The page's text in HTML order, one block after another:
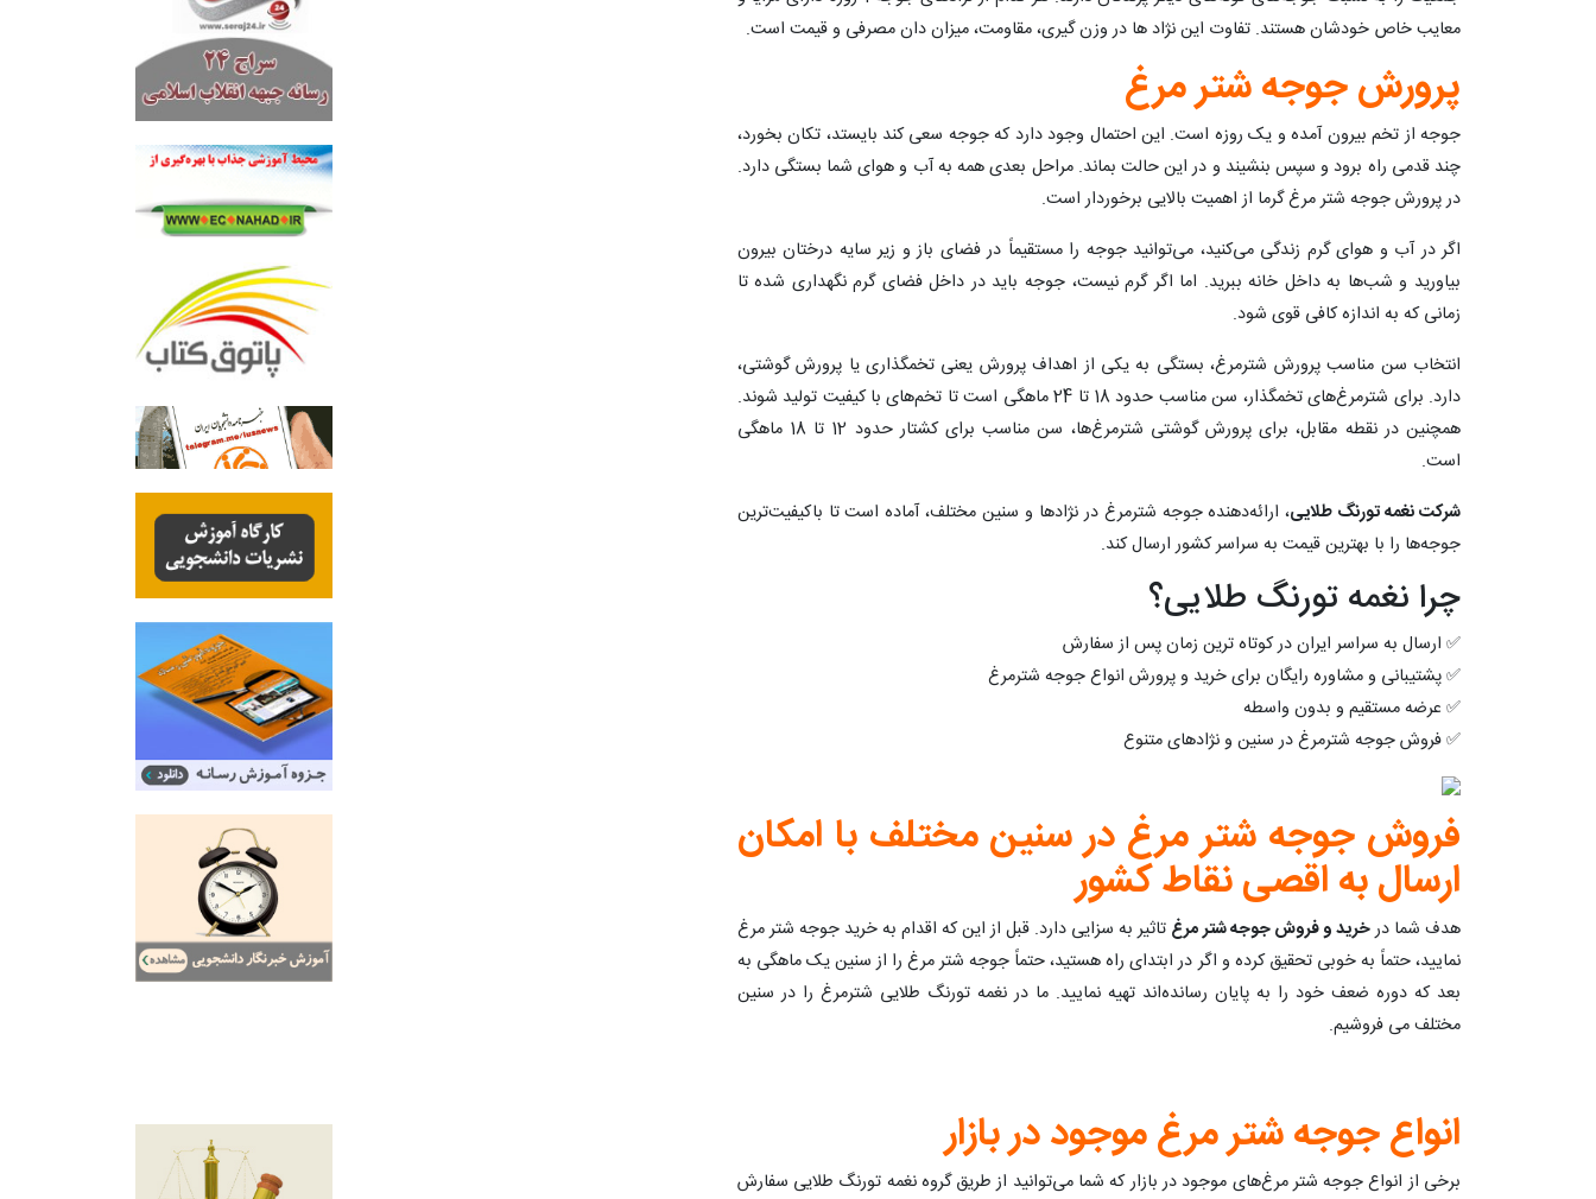
معایب خاص خودشان هستند. تفاوت این نژاد ها در وزن گیری، مقاومت، میزان دان مصرفی و قیمت است.
پرورش جوجه شتر مرغ
جوجه از تخم بیرون آمده و یک روزه است. این احتمال وجود دارد که جوجه سعی کند بایستد، تکان بخورد،
چند قدمی راه برود و سپس بنشیند و در این حالت بماند. مراحل بعدی همه به آب و هوای شما بستگی دارد.
در پرورش جوجه شتر مرغ گرما از اهمیت بالایی برخوردار است.
اگر در آب و هوای گرم زندگی می‌کنید، می‌توانید جوجه را مستقیماً در فضای باز و زیر سایه درختان بیرون
بیاورید و شب‌ها به داخل خانه ببرید. اما اگر گرم نیست، جوجه باید در داخل فضای گرم نگهداری شده تا
زمانی که به اندازه کافی قوی شود.
انتخاب سن مناسب پرورش شترمرغ، بستگی به یکی از اهداف پرورش یعنی تخمگذاری یا پرورش گوشتی،
دارد. برای شترمرغ‌های تخمگذار، سن مناسب حدود 18 تا 24 ماهگی است تا تخم‌های با کیفیت تولید شوند.
همچنین در نقطه مقابل، برای پرورش گوشتی شترمرغ‌ها، سن مناسب برای کشتار حدود 12 تا 18 ماهگی
است.
شرکت نغمه تورنگ طلایی، ارائه‌دهنده جوجه شترمرغ در نژادها و سنین مختلف، آماده است تا باکیفیت‌ترین
جوجه‌ها را با بهترین قیمت به سراسر کشور ارسال کند.
چرا نغمه تورنگ طلایی؟
✅ ارسال به سراسر ایران در کوتاه ترین زمان پس از سفارش
✅ پشتیبانی و مشاوره رایگان برای خرید و پرورش انواع جوجه شترمرغ
✅ عرضه مستقیم و بدون واسطه
✅ فروش جوجه شترمرغ در سنین و نژادهای متنوع
فروش جوجه شتر مرغ در سنین مختلف با امکان
ارسال به اقصی نقاط کشور
هدف شما درخرید و فروش جوجه شترمرغ تاثیر به سزایی دارد. قبل از این که اقدام به خرید جوجه شتر مرغ
نمایید، حتماً به خوبی تحقیق کرده و اگر در ابتدای راه هستید، حتماً جوجه شتر مرغ را از سنین یک ماهگی به
بعد که دوره ضعف خود را به پایان رسانده‌اند تهیه نمایید. ما در نغمه تورنگ طلایی شترمرغ را در سنین
مختلف می فروشیم.
انواع جوجه شتر مرغ موجود در بازار
برخی از انواع جوجه شتر مرغ‌های موجود در بازار که شما می‌توانید از طریق گروه نغمه تورنگ طلایی سفارش